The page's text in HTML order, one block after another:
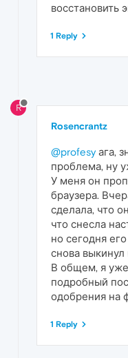
восстановить
1 Reply
R
Rosencrantz
@profesyага,
проблема, ну
У меня он
браузера.
сделала, что
что снесла
но сегодня
снова выкинул
В общем, я
подробный
одобрения на
1 Reply